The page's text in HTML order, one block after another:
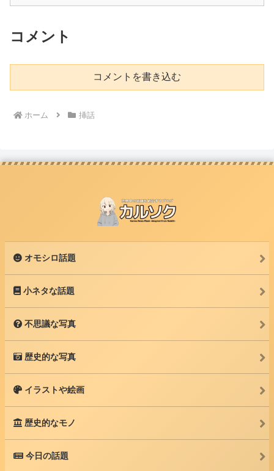
コメント
コメントを書き込む
ホーム 挿話
オモシロ話題
小ネタな話題
不思議な写真
歴史的な写真
イラストや絵画
歴史的なモノ
今日の話題